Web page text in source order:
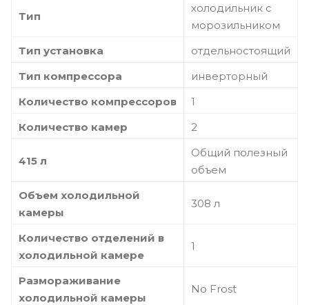
Тип
холодильник с
морозильником
Тип установка
отдельностоящий
Тип компрессора
инверторный
Количество компрессоров
1
Количество камер
2
415 л
Общий полезный
объем
Объем холодильной
камеры
308 л
Количество отделений в
холодильной камере
1
Размораживание
холодильной камеры
No Frost